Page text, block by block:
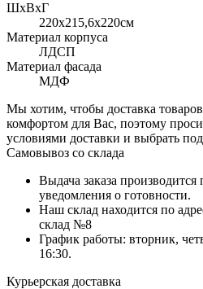
ШхВхГ
220x215,6х220см
Материал корпуса
ЛДСП
Материал фасада
МДФ
Мы хотим, чтобы доставка
комфортом для Вас, поэтому
условиями доставки и выбрать
Самовывоз со склада
Выдача заказа
уведомления о готовности.
Наш склад находится по
склад №8
График работы: вторник,
16:30.
Курьерская доставка